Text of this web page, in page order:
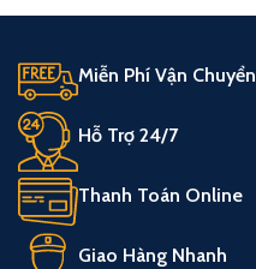
Miễn Phí Vận Chuyển
Hỗ Trợ 24/7
Thanh Toán Online
Giao Hàng Nhanh